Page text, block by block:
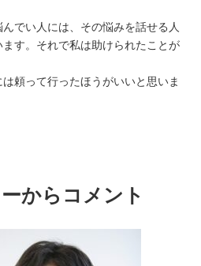
でい人には、その悩みを話せる人
す。それで私は助けられたことが
頼って行ったほうがいいと思いま
からコメント